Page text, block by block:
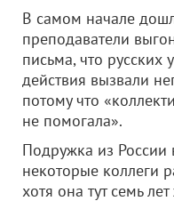
В самом начале
преподаватели
письма, что русских
действия вызвали
потому что
не помогала».
Подружка из России
некоторые коллеги
хотя она тут семь